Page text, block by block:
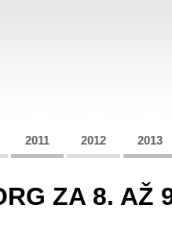
2011 2012 2013
ZA 8. AŽ